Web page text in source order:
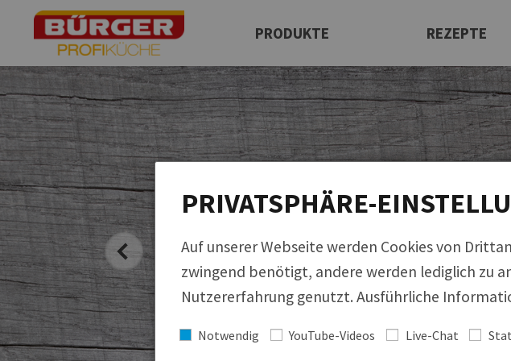
PRODUKTE REZEPTE
Produktfinder
Neuprodukte
Regionale Küche
Küchen der Welt
Rezeptfinder
Maultaschen
Italienische
Suppeneinlagen
Süßspeisen
Feinkost
QUICKLINKS Produktfinder |
PRIVATSPHÄRE-
Auf unserer Webseite werden Cookies von
zwingend benötigt, andere werden lediglich zu
Nutzererfahrung genutzt. Ausführliche
Notwendig YouTube-Videos Live-Chat